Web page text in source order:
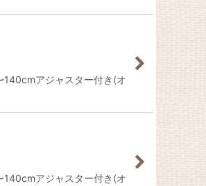
アジャスター付き(オ
アジャスター付き(オ